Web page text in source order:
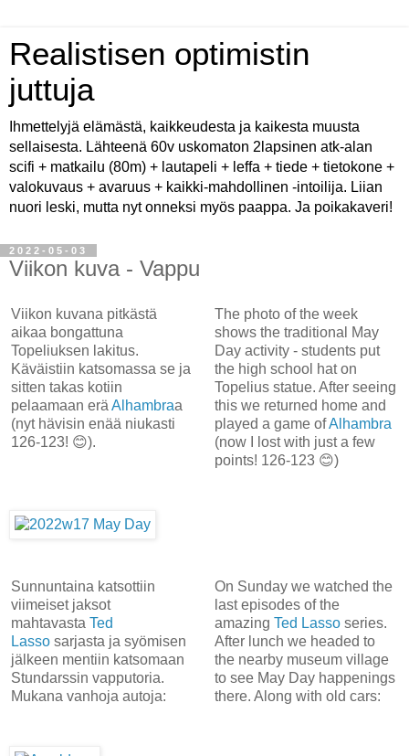
Realistisen optimistin
juttuja
Ihmettelyjä elämästä, kaikkeudesta ja kaikesta muusta
sellaisesta. Lähteenä 60v uskomaton 2lapsinen atk-alan
scifi + matkailu (80m) + lautapeli + leffa + tiede + tietokone +
valokuvaus + avaruus + kaikki-mahdollinen -intoilija. Liian
nuori leski, mutta nyt onneksi myös paappa. Ja poikakaveri!
2022-05-03
Viikon kuva - Vappu
Viikon kuvana pitkästä
aikaa bongattuna
Topeliuksen lakitus.
Käväistiin katsomassa se ja
sitten takas kotiin
pelaamaan erä Alhambraa
(nyt hävisin enää niukasti
126-123! 😊).
The photo of the week
shows the traditional May
Day activity - students put
the high school hat on
Topelius statue. After seeing
this we returned home and
played a game ofAlhambra
(now I lost with just a few
points! 126-123 😊)
Sunnuntaina katsottiin
viimeiset jaksot
mahtavasta Ted
Lasso sarjasta ja syömisen
jälkeen mentiin katsomaan
Stundarssin vapputoria.
Mukana vanhoja autoja:
On Sunday we watched the
last episodes of the
amazing Ted Lassoseries.
After lunch we headed to
the nearby museum village
to see May Day happenings
there. Along with old cars: